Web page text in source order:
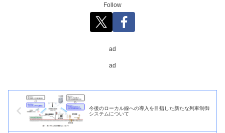
Follow
ad
ad
今後のローカル線への導入を目指した新たな列車制御
システムについて